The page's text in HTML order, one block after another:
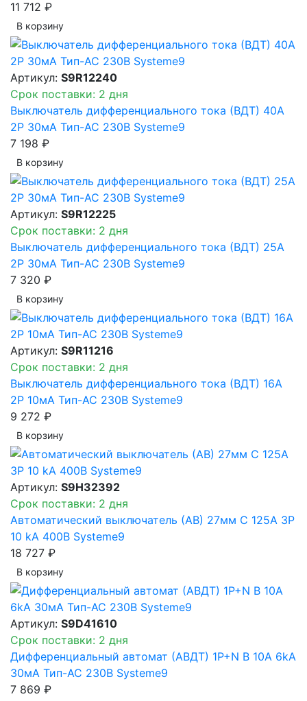
11 712 ₽
В корзинy
Артикул: S9R12240
Срок поставки: 2 дня
Выключатель дифференциального тока (ВДТ) 40A
2P 30мА Тип-AC 230В Systeme9
7 198 ₽
В корзинy
Артикул: S9R12225
Срок поставки: 2 дня
Выключатель дифференциального тока (ВДТ) 25A
2P 30мА Тип-AC 230В Systeme9
7 320 ₽
В корзинy
Артикул: S9R11216
Срок поставки: 2 дня
Выключатель дифференциального тока (ВДТ) 16A
2P 10мА Тип-AC 230В Systeme9
9 272 ₽
В корзинy
Артикул: S9H32392
Срок поставки: 2 дня
Автоматический выключатель (АВ) 27мм C 125A 3P
10 kA 400В Systeme9
18 727 ₽
В корзинy
Артикул: S9D41610
Срок поставки: 2 дня
Дифференциальный автомат (АВДТ) 1P+N B 10A 6kA
30мА Тип-AC 230В Systeme9
7 869 ₽